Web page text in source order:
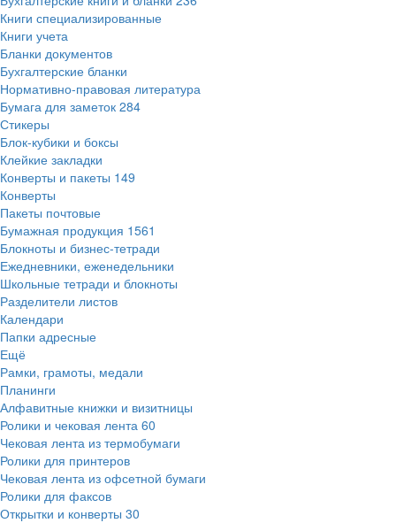
Книги специализированные
Книги учета
Бланки документов
Бухгалтерские бланки
Нормативно-правовая литература
Бумага для заметок 284
Стикеры
Блок-кубики и боксы
Клейкие закладки
Конверты и пакеты 149
Конверты
Пакеты почтовые
Бумажная продукция 1561
Блокноты и бизнес-тетради
Ежедневники, еженедельники
Школьные тетради и блокноты
Разделители листов
Календари
Папки адресные
Ещё
Рамки, грамоты, медали
Планинги
Алфавитные книжки и визитницы
Ролики и чековая лента 60
Чековая лента из термобумаги
Ролики для принтеров
Чековая лента из офсетной бумаги
Ролики для факсов
Открытки и конверты 30